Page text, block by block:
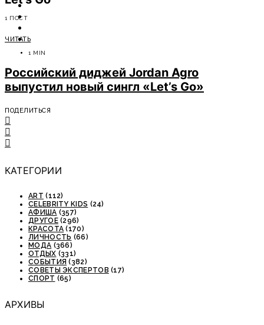
МОДА
СОВЕТЫ ЭКСПЕРТОВ
1 ПОСТ
ЧИТАТЬ
1 MIN
Российский диджей Jordan Agro
выпустил новый сингл «Let’s Go»
ПОДЕЛИТЬСЯ
КАТЕГОРИИ
ART (112)
CELEBRITY KIDS (24)
АФИША (357)
ДРУГОЕ(296)
КРАСОТА (170)
ЛИЧНОСТЬ (66)
МОДА (366)
ОТДЫХ (331)
СОБЫТИЯ (382)
СОВЕТЫ ЭКСПЕРТОВ (17)
СПОРТ (65)
АРХИВЫ